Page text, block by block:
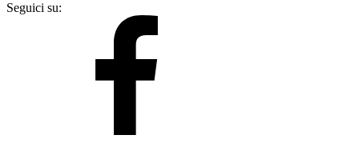
Seguici su: